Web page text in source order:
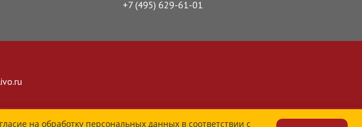
+7 (495) 629-61-01
на обработку персональных данных в соответствии с